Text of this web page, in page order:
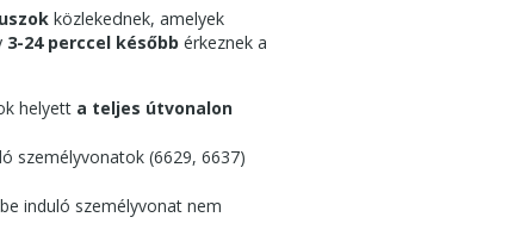
közlekednek, amelyek
3-24 perccel később érkeznek a
helyett a teljes útvonalon
személyvonatok (6629, 6637)
induló személyvonat nem